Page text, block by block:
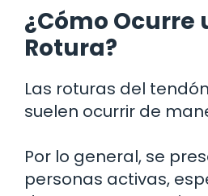
¿Cómo Ocurre
Rotura?
Las roturas del
suelen ocurrir de
Por lo general, se
personas activas,